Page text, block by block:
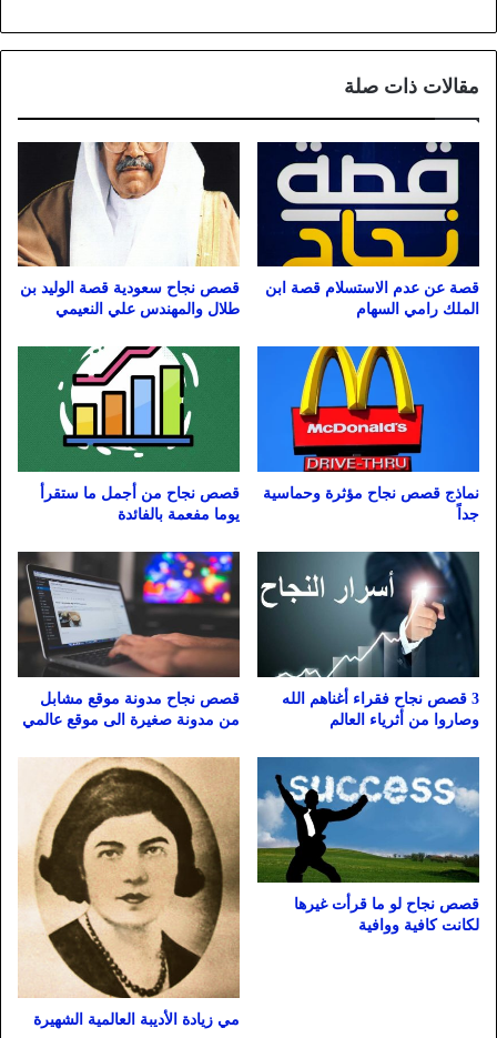
مقالات ذات صلة
قصة عن عدم الاستسلام قصة ابن
الملك رامي السهام
قصص نجاح سعودية قصة الوليد بن
طلال والمهندس علي النعيمي
نماذج قصص نجاح مؤثرة وحماسية
جداً
قصص نجاح من أجمل ما ستقرأ
يوما مفعمة بالفائدة
3 قصص نجاح فقراء أغناهم الله
وصاروا من أثرياء العالم
قصص نجاح مدونة موقع مشابل
من مدونة صغيرة الى موقع عالمي
قصص نجاح لو ما قرأت غيرها
لكانت كافية ووافية
مي زيادة الأديبة العالمية الشهيرة